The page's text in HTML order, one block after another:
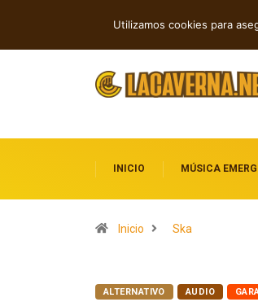
INICIO MÚSICA
Inicio Ska
ALTERNATIVO AUDIO
Utilizamos cookies para